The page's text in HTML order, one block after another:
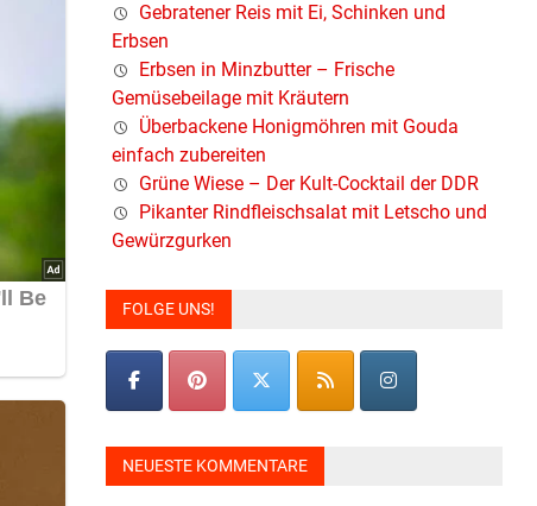
Gebratener Reis mit Ei, Schinken und
Erbsen
Erbsen in Minzbutter – Frische
Gemüsebeilage mit Kräutern
Überbackene Honigmöhren mit Gouda
einfach zubereiten
Grüne Wiese – Der Kult-Cocktail der DDR
Pikanter Rindfleischsalat mit Letscho und
Gewürzgurken
FOLGE UNS!
NEUESTE KOMMENTARE